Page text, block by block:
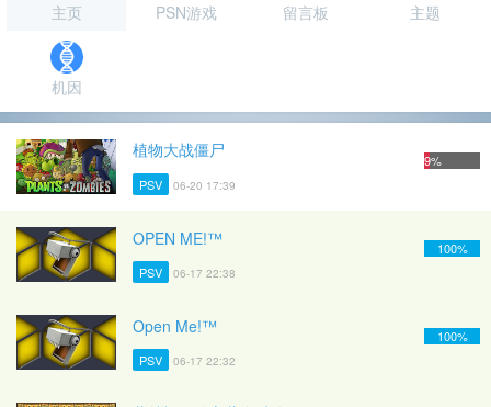
主页 PSN游戏 留言板 主题
机因
植物大战僵尸
PSV 06-20 17:39
9%
OPEN ME!™
PSV 06-17 22:38
100%
Open Me!™
PSV 06-17 22:32
100%